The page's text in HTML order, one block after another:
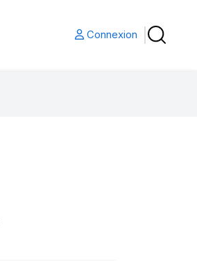
Connexion